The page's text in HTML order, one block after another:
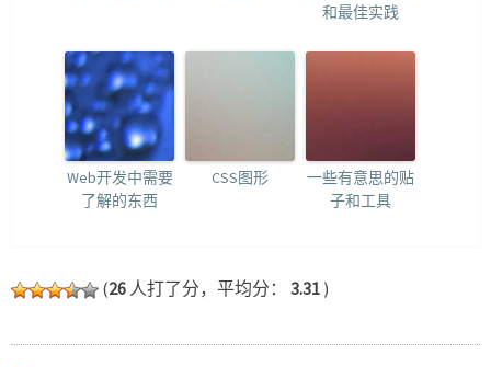
和最佳实践
Web开发中需要
了解的东西
CSS图形
一些有意思的贴
子和工具
(26 人打了分，平均分： 3.31 )